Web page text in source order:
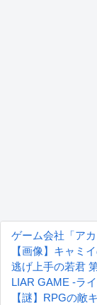
ゲーム会社「ア
【画像】キャミ
逃げ上手の若君
LIAR GAME -ラ
【謎】RPGの敵